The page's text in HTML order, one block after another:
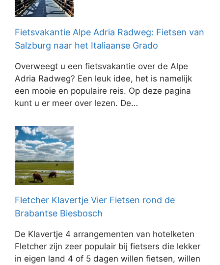
Fietsvakantie Alpe Adria Radweg: Fietsen van
Salzburg naar het Italiaanse Grado
Overweegt u een fietsvakantie over de Alpe
Adria Radweg? Een leuk idee, het is namelijk
een mooie en populaire reis. Op deze pagina
kunt u er meer over lezen. De…
Fletcher Klavertje Vier Fietsen rond de
Brabantse Biesbosch
De Klavertje 4 arrangementen van hotelketen
Fletcher zijn zeer populair bij fietsers die lekker
in eigen land 4 of 5 dagen willen fietsen, willen